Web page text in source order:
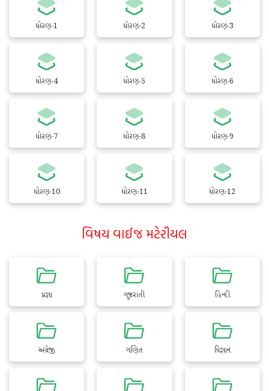
ધોરણ-1 ધોરણ-2 ધોરણ-3
ધોરણ-4 ધોરણ-5 ધોરણ-6
ધોરણ-7 ધોરણ-8 ધોરણ-9
ધોરણ-10 ધોરણ-11 ધોરણ-12
વિષય વાઈજ મટેરીયલ
પ્રજ્ઞા ગુજરાતી હિન્દી
અંગ્રેજી ગણિત વિજ્ઞાન